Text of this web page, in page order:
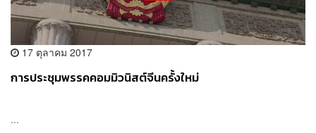
17 ตุลาคม 2017
การประชุมพรรคคอมมิวนิสต์จีนครั้งใหม่
...